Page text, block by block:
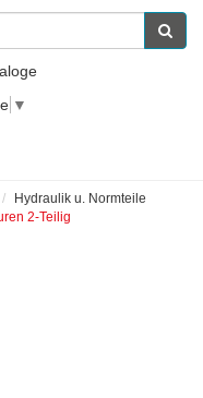
▼
Hydraulik u. Normteile
2-Teilig